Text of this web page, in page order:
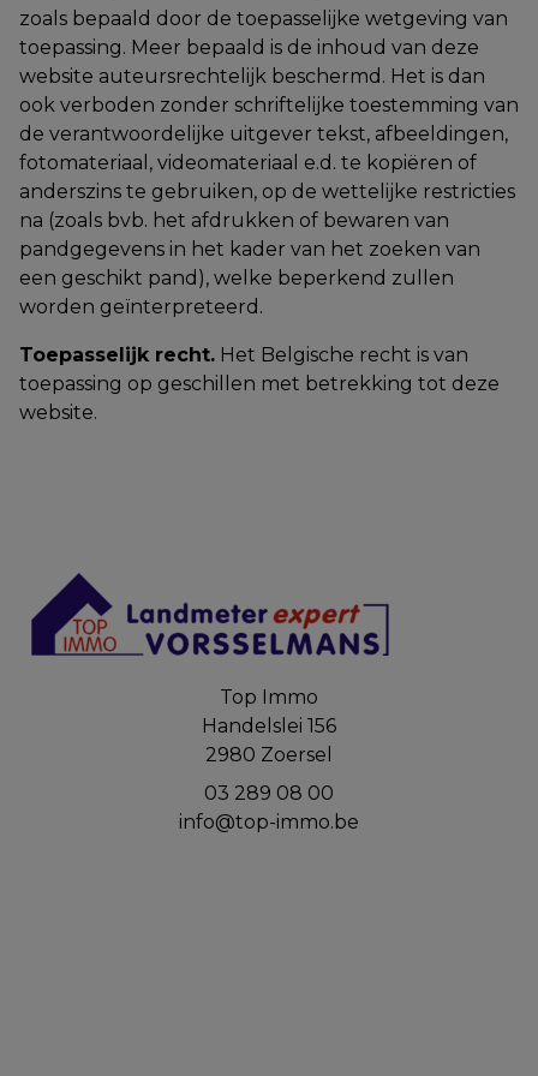
zoals bepaald door de toepasselijke wetgeving van
toepassing. Meer bepaald is de inhoud van deze
website auteursrechtelijk beschermd. Het is dan
ook verboden zonder schriftelijke toestemming van
de verantwoordelijke uitgever tekst, afbeeldingen,
fotomateriaal, videomateriaal e.d. te kopiëren of
anderszins te gebruiken, op de wettelijke restricties
na (zoals bvb. het afdrukken of bewaren van
pandgegevens in het kader van het zoeken van
een geschikt pand), welke beperkend zullen
worden geïnterpreteerd.
Toepasselijk recht. Het Belgische recht is van
toepassing op geschillen met betrekking tot deze
website.
Top Immo
Handelslei 156
2980 Zoersel
03 289 08 00
info@top-immo.be